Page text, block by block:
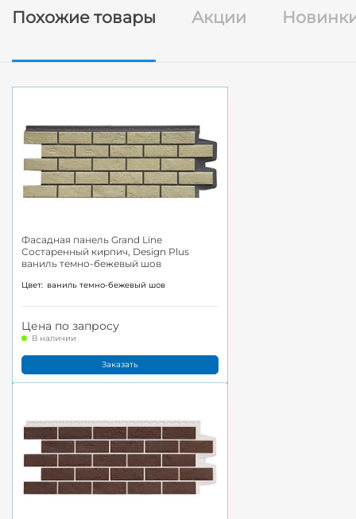
Похожие товары Акции
Фасадная панель Grand Line
Состаренный кирпич, Design Plus
ваниль темно-бежевый шов
Цвет: ваниль темно-бежевый шов
Цена по запросу
В наличии
Заказать